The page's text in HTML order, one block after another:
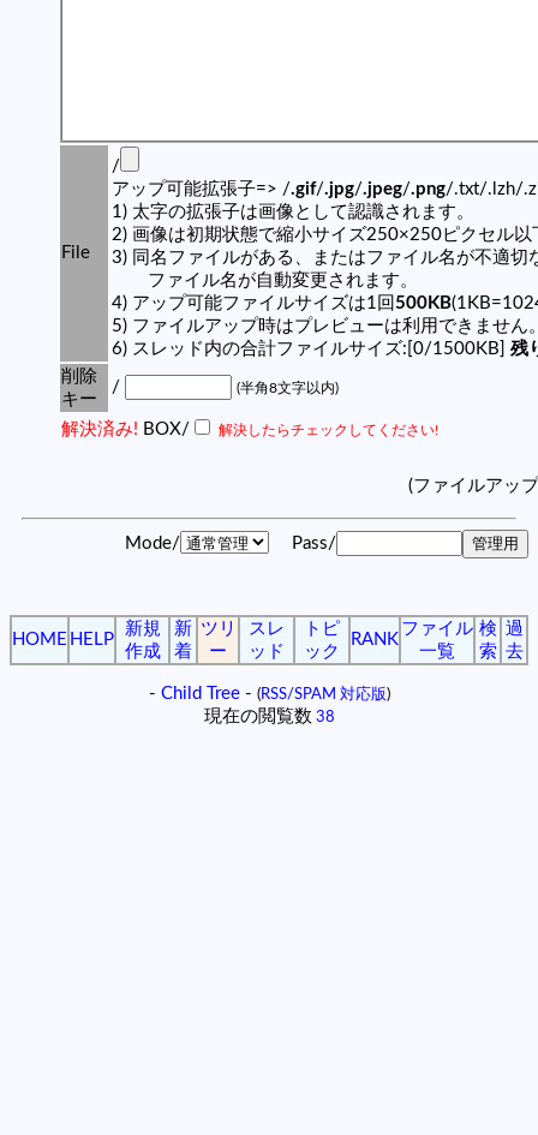
File
/
アップ可能拡張子=> /.gif/.jpg/.jpeg/.png/.txt/.lzh/
1) 太字の拡張子は画像として認識されます。
2) 画像は初期状態で縮小サイズ250×250ピクセル以
3) 同名ファイルがある、またはファイル名が不適切
ファイル名が自動変更されます。
4) アップ可能ファイルサイズは1回 500KB
5) ファイルアップ時はプレビューは利用できません
6) スレッド内の合計ファイルサイズ:[0/1500KB] 残
削除
キー
/ (半角8文字以内)
解決済み! BOX/ 解決したらチェックしてください!
(ファイルアッ
Mode/ Pass/
HOME HELP
新規
作成
新
着
ツリ
ー
スレ
ッド
トピ
ック
RANK
ファイル
一覧
検
索
過
去
- Child Tree- (RSS/SPAM 対応版)
現在の閲覧数 38